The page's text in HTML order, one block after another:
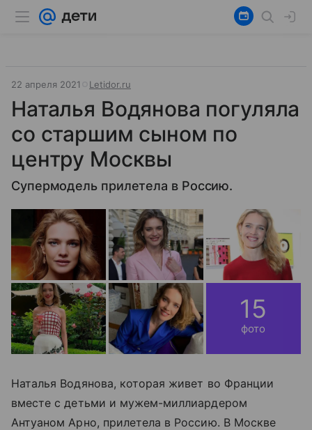
22 апреля 2021 Letidor.ru
Наталья Водянова погуляла
со старшим сыном по
центру Москвы
Супермодель прилетела в Россию.
15
фото
Наталья Водянова, которая живет во Франции
вместе с детьми и мужем-миллиардером
Антуаном Арно, прилетела в Россию. В Москве